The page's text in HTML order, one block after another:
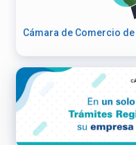
Cámara de Comercio